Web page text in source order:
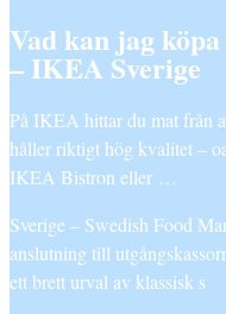
Vad kan jag
– IKEA Sverige
På IKEA hittar du mat från
håller riktigt hög kvalitet –
IKEA Bistron eller …
Sverige – Swedish Food
anslutning till
ett brett urval av klassisk s